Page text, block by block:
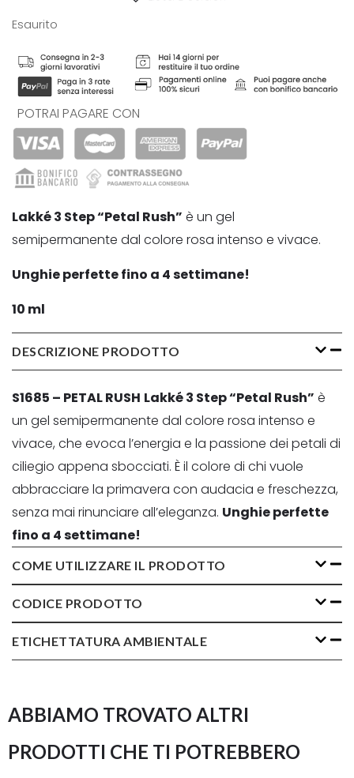
Esaurito
POTRAI PAGARE CON
Lakké 3 Step “Petal Rush” è un gel
semipermanente dal colore rosa intenso e vivace.
Unghie perfette fino a 4 settimane!
10 ml
DESCRIZIONE PRODOTTO
S1685 – PETAL RUSH Lakké 3 Step “Petal Rush” è
un gel semipermanente dal colore rosa intenso e
vivace, che evoca l’energia e la passione dei petali di
ciliegio appena sbocciati. È il colore di chi vuole
abbracciare la primavera con audacia e freschezza,
senza mai rinunciare all’eleganza. Unghie perfette
fino a 4 settimane!
COME UTILIZZARE IL PRODOTTO
CODICE PRODOTTO
ETICHETTATURA AMBIENTALE
ABBIAMO TROVATO ALTRI
PRODOTTI CHE TI POTREBBERO